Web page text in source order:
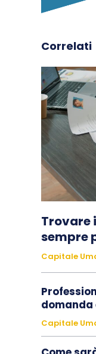
Correlati
Trovare
sempre
Capitale
domanda
Capitale